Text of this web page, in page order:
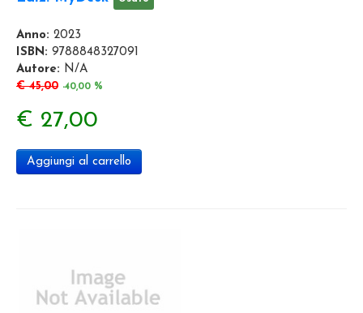
Anno: 2023
ISBN: 9788848327091
Autore: N/A
€ 45,00 -40,00 %
€ 27,00
Aggiungi al carrello